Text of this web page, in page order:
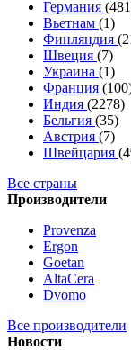
Германия
Вьетнам (1)
Финляндия
Швеция (7)
Украина (1)
Франция
Индия (2278)
Бельгия (35)
Австрия (7)
Швейцария
Все страны
Производители
Provenza
Ergon
Goetan
AltaСera
Dvomo
Все производители
Новости